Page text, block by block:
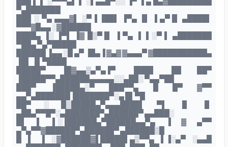
▀▄███████
███ ░ ▀▄ ▄▄▄▓▌ ░▀ ▌▐██▌ ▐▀▄ ▐▌ ▐ ▄▀▐▌ ▄████▌
▀▀▀▓█▄▄ ░▓██████
████▄ ▐░ ▐▀▌ ▐▓ █▒▀▐▌ ▐ ▀▄ ▐ ▐ ░▀ ▌ ▄███████
▀██▄ ▀▄▀█████
██████ ▐▄▄ ░█ ▄▀ ▐█▄▐ ▓▄▓ ▓▄▄▄▀ ▓███████████▄
▐█▌ ▐▌▀████
█████▀ ▐█▓▄▄▒▄▀▄▐▀ ▐███▌ ██ ██▀
▐█████▀▀▄██████▄▄▄▄▄░░▄██░ ▀▄▄▀██
███▀ ▐█████▄░▀ ███▀▀▄ █ █▀ ▓▀▀
▄▄▀▄███████▐███████▀░▄ █▌▀█
██▀ ░ █▒█████▄▀▄▄▄████▌ ▀▌ ▐▌ ▐▌
▄██▄▀▀█▀░▄███████▀▄██████▀ ▄▄███░
█▌ ▌ ▌░▐██████▄▀██████▄▄▀▄ ▐ ▓ ▄▀▀
▄▀▄▀▀▓██████▀▄██████▀ ▄██████▒█
█ ▌ ▐ ░▓██████▓▌█████▌▄▒▀▀▄ ▌▐░▄▀ ░▄▄█